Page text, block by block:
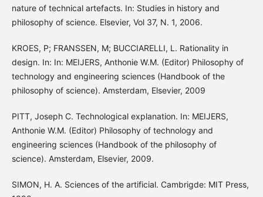
nature of technical artefacts. In: Studies in history and
philosophy of science. Elsevier, Vol 37, N. 1, 2006.
KROES, P; FRANSSEN, M; BUCCIARELLI, L. Rationality in
design. In: In: MEIJERS, Anthonie W.M. (Editor) Philosophy of
technology and engineering sciences (Handbook of the
philosophy of science). Amsterdam, Elsevier, 2009
PITT, Joseph C. Technological explanation. In: MEIJERS,
Anthonie W.M. (Editor) Philosophy of technology and
engineering sciences (Handbook of the philosophy of
science). Amsterdam, Elsevier, 2009.
SIMON, H. A. Sciences of the artificial. Cambrigde: MIT Press,